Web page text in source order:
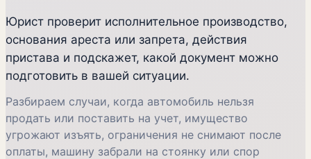
Юрист проверит исполнительное производство,
основания ареста или запрета, действия
пристава и подскажет, какой документ можно
подготовить в вашей ситуации.
Разбираем случаи, когда автомобиль нельзя
продать или поставить на учет, имущество
угрожают изъять, ограничения не снимают после
оплаты, машину забрали на стоянку или спор